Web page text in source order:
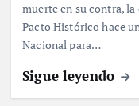
muerte en su contra,
Pacto Histórico hace
Nacional para…
Sigue leyendo